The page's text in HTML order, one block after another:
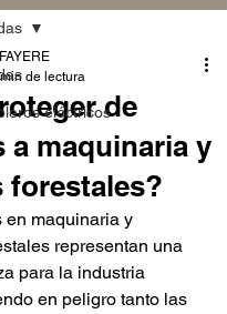
eléctricosde
a maquinaria y
forestales?
de lectura
en maquinaria y
representan una
para la industria
en peligro tanto las